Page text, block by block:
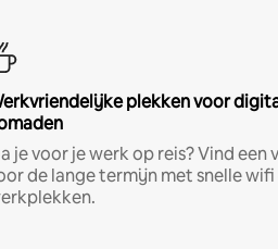
plekken voor
je voor je werk op reis? Vind een
de lange termijn met snelle